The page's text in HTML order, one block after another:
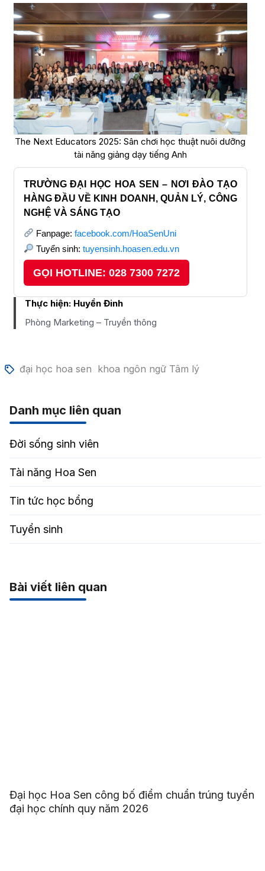
The Next Educators 2025: Sân chơi học thuật nuôi dưỡng
tài năng giảng dạy tiếng Anh
TRƯỜNG ĐẠI HỌC HOA SEN – NƠI ĐÀO TẠO
HÀNG ĐẦU VỀ KINH DOANH, QUẢN LÝ, CÔNG
NGHỆ VÀ SÁNG TẠO
Fanpage: facebook.com/HoaSenUni
Tuyển sinh: tuyensinh.hoasen.edu.vn
GỌI HOTLINE: 028 7300 7272
Thực hiện: Huyền Đinh
Phòng Marketing – Truyền thông
đại học hoa sen khoa ngôn ngữ Tâm lý
Danh mục liên quan
Đời sống sinh viên
Tài năng Hoa Sen
Tin tức học bổng
Tuyển sinh
Bài viết liên quan
Đại học Hoa Sen công bố điểm chuẩn trúng tuyển
đại học chính quy năm 2026